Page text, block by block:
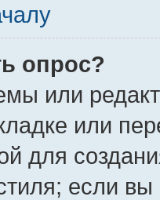
опрос?
или
или
для
если